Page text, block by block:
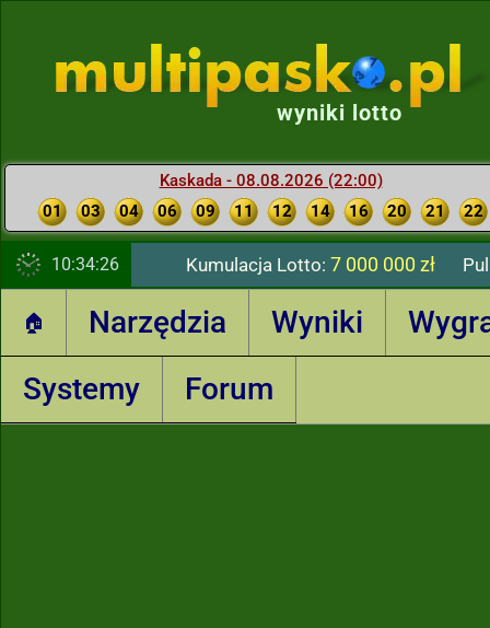
wyniki lotto
Kaskada - 08.08.2026 (22:00)
01
03 04 06 09 11 12 14 16 20 21 22
10:34:27 Kumulacja Lotto: 7 000 000 zł
🏠 Narzędzia Wyniki
Systemy
Forum